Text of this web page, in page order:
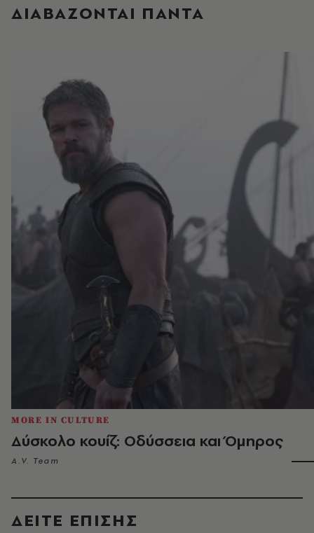
ΔΙΑΒΑΖΟΝΤΑΙ ΠΑΝΤΑ
MORE IN CULTURE
Δύσκολο κουίζ: Οδύσσεια και Όμηρος
A.V. Team
ΔΕΙΤΕ ΕΠΙΣΗΣ